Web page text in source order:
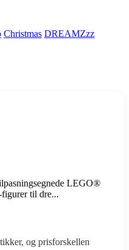
Christmas DREAMZzz
LEGO®
til dre...
og prisforskellen